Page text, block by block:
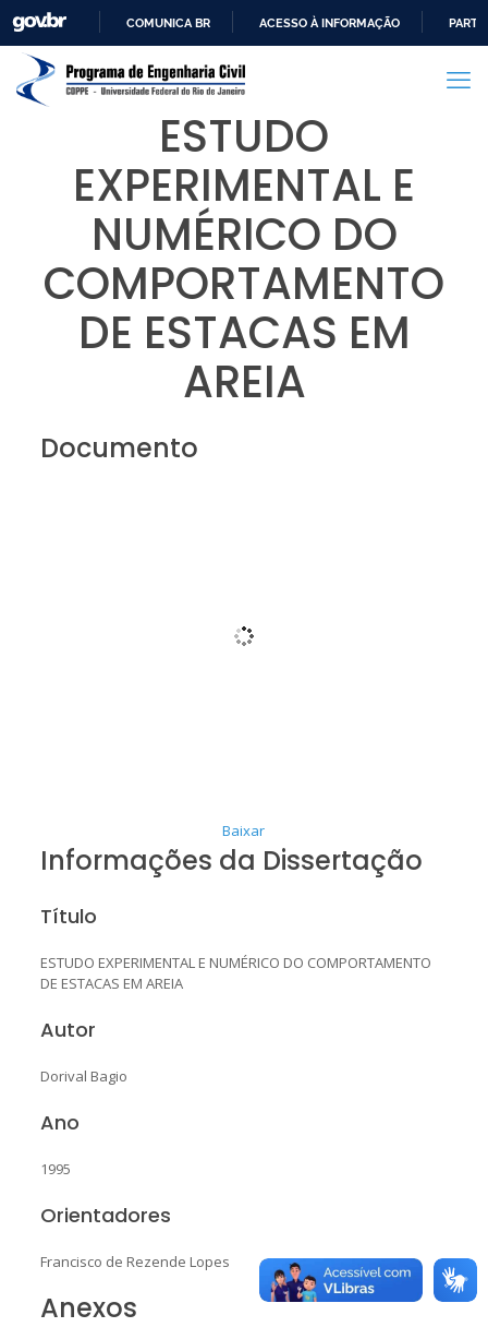
PARA
CONTEÚDO
COMUNICA BR ACESSO À INFORMAÇÃO
ESTUDO
EXPERIMENTAL E
NUMÉRICO DO
COMPORTAMENTO
DE ESTACAS EM
AREIA
Documento
Baixar
Informações da Dissertação
Título
ESTUDO EXPERIMENTAL E NUMÉRICO DO COMPORTAMENTO
DE ESTACAS EM AREIA
Autor
Dorival Bagio
Ano
1995
Orientadores
Francisco de Rezende Lopes
Anexos